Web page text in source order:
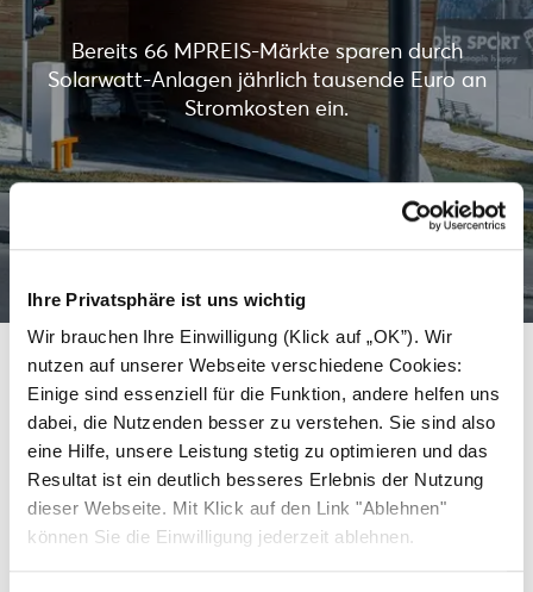
Ihre Privatsphäre ist uns wichtig
Wir brauchen Ihre Einwilligung (Klick auf „OK”). Wir
nutzen auf unserer Webseite verschiedene Cookies:
Einige sind essenziell für die Funktion, andere helfen uns
dabei, die Nutzenden besser zu verstehen. Sie sind also
eine Hilfe, unsere Leistung stetig zu optimieren und das
Resultat ist ein deutlich besseres Erlebnis der Nutzung
dieser Webseite. Mit Klick auf den Link "Ablehnen"
können Sie die Einwilligung jederzeit ablehnen.
Bereits 66 MPREIS-Märkte sparen durch
Solarwatt-Anlagen jährlich tausende Euro an
Stromkosten ein.
Weitere Dächer, die saubere
Energie mit Solarwatt
erzeugen.